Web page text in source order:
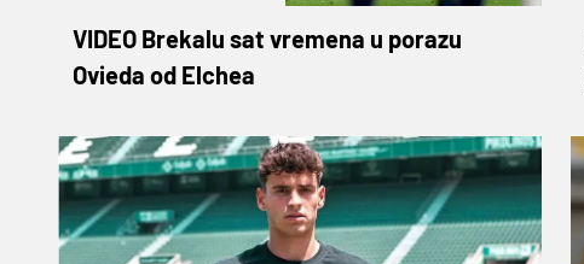
VIDEO Brekalu sat vremena u porazu
Ovieda od Elchea